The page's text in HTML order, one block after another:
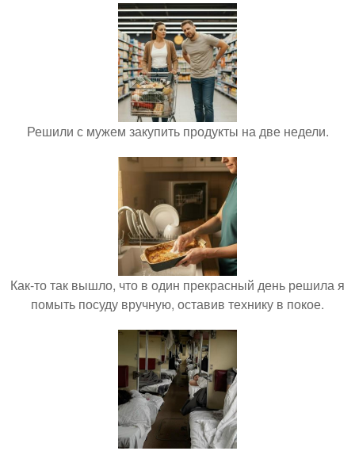
Решили с мужем закупить продукты на две недели.
Как-то так вышло, что в один прекрасный день решила я
помыть посуду вручную, оставив технику в покое.